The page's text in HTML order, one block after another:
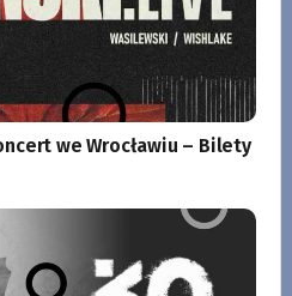
we Wrocławiu – Bilety